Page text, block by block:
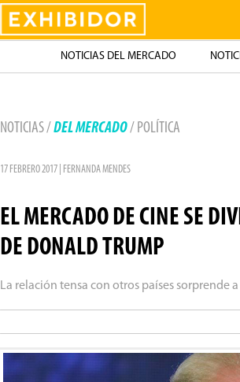
Exhibidor
NOTICIAS DEL MERCADO
NOTICIAS / DEL MERCADO/ POLÍTICA
17 FEBRERO 2017 | FERNANDA MENDES
EL MERCADO DE CINE SE
DE DONALD TRUMP
La relación tensa con otros países sorprende